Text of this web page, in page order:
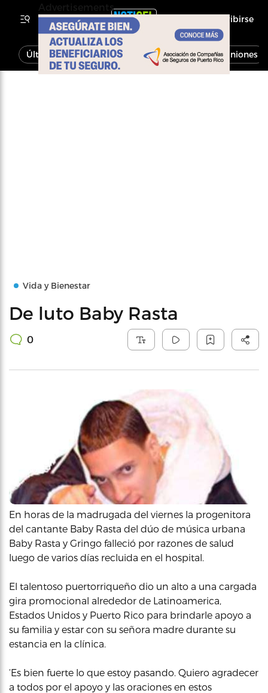
Inscribirse
Última Hora Noticias Economía Opiniones
Vida y Bienestar
De luto Baby Rasta
0
En horas de la madrugada del viernes la progenitora
del cantante Baby Rasta del dúo de música urbana
Baby Rasta y Gringo falleció por razones de salud
luego de varios días recluida en el hospital.
El talentoso puertorriqueño dio un alto a una cargada
gira promocional alrededor de Latinoamerica,
Estados Unidos y Puerto Rico para brindarle apoyo a
su familia y estar con su señora madre durante su
estancia en la clínica.
‘Es bien fuerte lo que estoy pasando. Quiero agradecer
a todos por el apoyo y las oraciones en estos
Advertisements